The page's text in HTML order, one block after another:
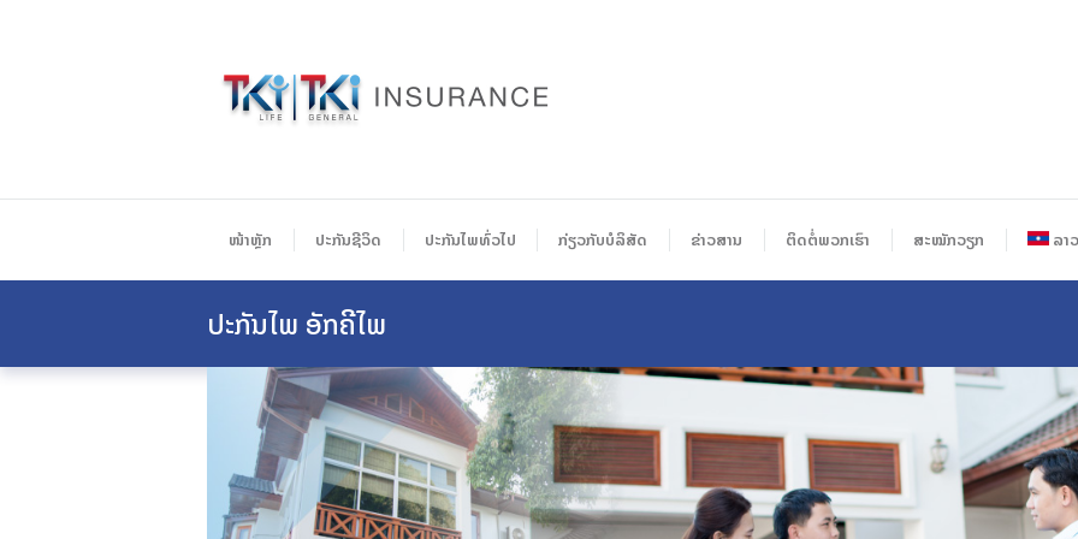
ໜ້າຫຼັກ ປະກັນຊີວິດ ປະກັນໄພທົ່ວໄປ ກ່ຽວກັບບໍລິສັດ ຂ່າວສານ ຕິດຕໍ່ພວກເຮົາ ສະໝັກວຽກ ລາ
ປະກັນໄພ ອັກຄີໄພ